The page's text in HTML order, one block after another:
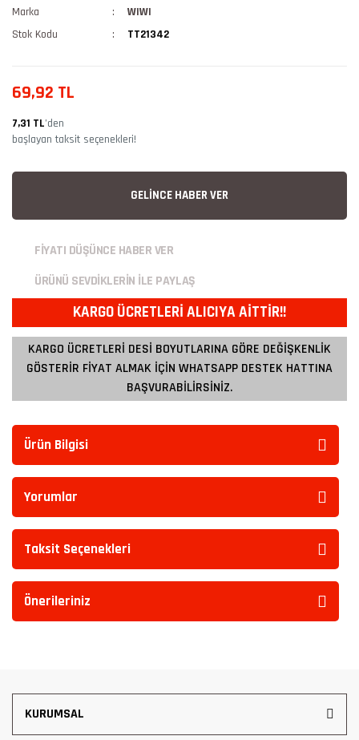
Marka
WIWI
Stok Kodu
TT21342
69,92 TL
7,31 TL’den
başlayan taksit seçenekleri!
GELİNCE HABER VER
FİYATI DÜŞÜNCE HABER VER
ÜRÜNÜ SEVDİKLERİN İLE PAYLAŞ
KARGO ÜCRETLERİ ALICIYA AİTTİR!!
KARGO ÜCRETLERİ DESİ BOYUTLARINA GÖRE DEĞİŞKENLİK
GÖSTERİR FİYAT ALMAK İÇİN WHATSAPP DESTEK HATTINA
BAŞVURABİLİRSİNİZ.
Ürün Bilgisi
Yorumlar
Taksit Seçenekleri
Önerileriniz
KURUMSAL